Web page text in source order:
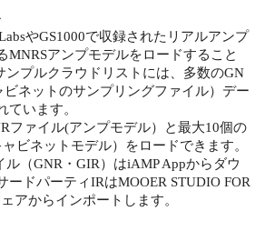
やGS1000で収録されたリアルアンプ
MNRSアンプモデルをロードすること
ンプルクラウドリストには、多数のGN
ネットのサンプリングファイル）デー
ています。
ファイル(アンプモデル）と最大10個の
ビネットモデル）をロードできます。
ル（GNR・GIR）はiAMP Appからダウ
ードパーティIRはMOOER STUDIO FOR
アからインポートします。